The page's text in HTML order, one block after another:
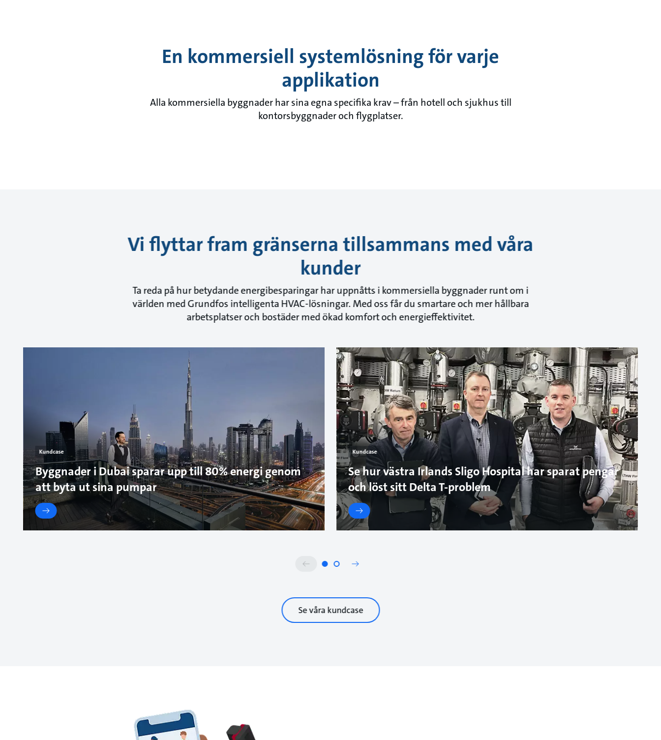
En kommersiell systemlösning för varje
applikation
Alla kommersiella byggnader har sina egna specifika krav – från hotell och sjukhus till
kontorsbyggnader och flygplatser.
Vi flyttar fram gränserna tillsammans med våra
kunder
Ta reda på hur betydande energibesparingar har uppnåtts i kommersiella byggnader runt om i
världen med Grundfos intelligenta HVAC-lösningar. Med oss får du smartare och mer hållbara
arbetsplatser och bostäder med ökad komfort och energieffektivitet.
Kundcase
Byggnader i Dubai sparar upp till 80% energi genom
att byta ut sina pumpar
Kundcase
Se hur västra Irlands Sligo Hospital har sparat pengar
och löst sitt Delta T-problem
Se våra kundcase